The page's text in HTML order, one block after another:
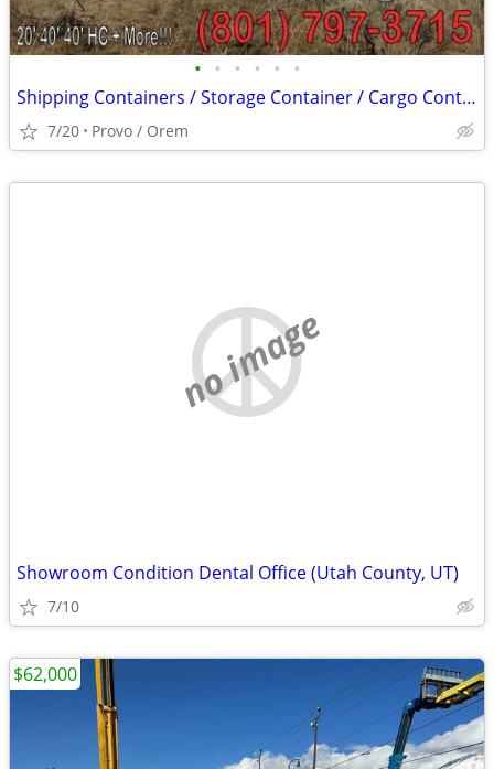
• • • • • •
Shipping Containers / Storage Container / Cargo Containers Conex Shed
7/20 Provo / Orem
no image
Showroom Condition Dental Office (Utah County, UT)
7/10
$62,000